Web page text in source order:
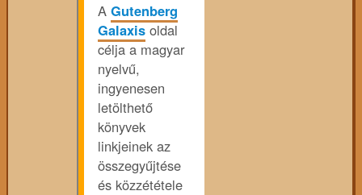
A Gutenberg
Galaxis oldal
célja a magyar
nyelvű,
ingyenesen
letölthető
könyvek
linkjeinek az
összegyűjtése
és közzététele